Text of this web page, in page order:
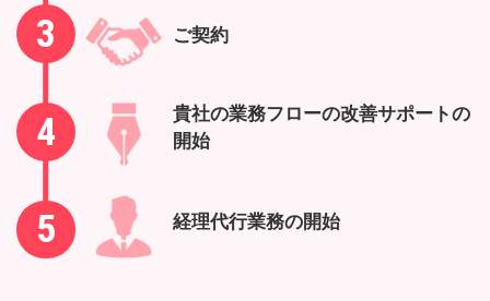
3
4
5
ご契約
貴社の業務フローの改善サポートの
開始
経理代行業務の開始